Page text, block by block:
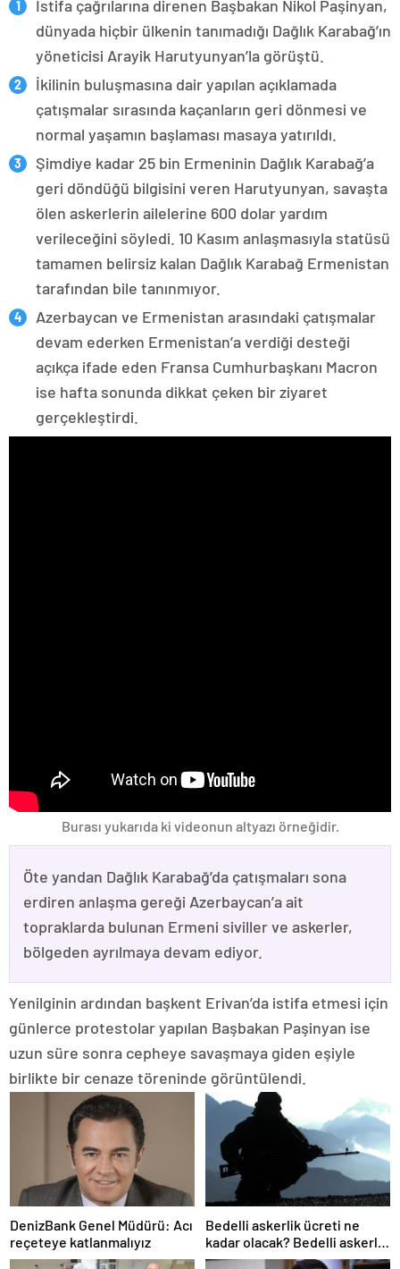
İstifa çağrılarına direnen Başbakan Nikol Paşinyan,
dünyada hiçbir ülkenin tanımadığı Dağlık Karabağ’ın
yöneticisi Arayik Harutyunyan’la görüştü.
İkilinin buluşmasına dair yapılan açıklamada
çatışmalar sırasında kaçanların geri dönmesi ve
normal yaşamın başlaması masaya yatırıldı.
Şimdiye kadar 25 bin Ermeninin Dağlık Karabağ’a
geri döndüğü bilgisini veren Harutyunyan, savaşta
ölen askerlerin ailelerine 600 dolar yardım
verileceğini söyledi. 10 Kasım anlaşmasıyla statüsü
tamamen belirsiz kalan Dağlık Karabağ Ermenistan
tarafından bile tanınmıyor.
Azerbaycan ve Ermenistan arasındaki çatışmalar
devam ederken Ermenistan’a verdiği desteği
açıkça ifade eden Fransa Cumhurbaşkanı Macron
ise hafta sonunda dikkat çeken bir ziyaret
gerçekleştirdi.
Burası yukarıda ki videonun altyazı örneğidir.
Öte yandan Dağlık Karabağ’da çatışmaları sona
erdiren anlaşma gereği Azerbaycan’a ait
topraklarda bulunan Ermeni siviller ve askerler,
bölgeden ayrılmaya devam ediyor.
Yenilginin ardından başkent Erivan’da istifa etmesi için
günlerce protestolar yapılan Başbakan Paşinyan ise
uzun süre sonra cepheye savaşmaya giden eşiyle
birlikte bir cenaze töreninde görüntülendi.
DenizBank Genel Müdürü: Acı
reçeteye katlanmalıyız
Bedelli askerlik ücreti ne
kadar olacak? Bedelli askerlik
ücreti 2024 Temmuz…